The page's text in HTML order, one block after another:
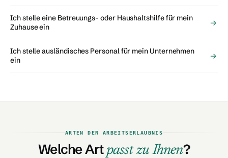
Ich stelle eine Betreuungs- oder Haushaltshilfe für mein
Zuhause ein
→
Ich stelle ausländisches Personal für mein Unternehmen
ein
→
ARTEN DER ARBEITSERLAUBNIS
Welche Art passt zu Ihnen?